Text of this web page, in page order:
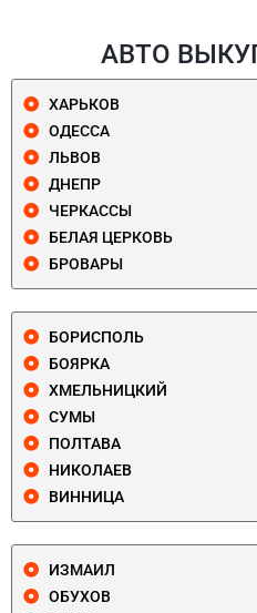
АВТО
ХАРЬКОВ
ОДЕССА
ЛЬВОВ
ДНЕПР
ЧЕРКАССЫ
БЕЛАЯ ЦЕРКОВЬ
БРОВАРЫ
БОРИСПОЛЬ
БОЯРКА
ХМЕЛЬНИЦКИЙ
СУМЫ
ПОЛТАВА
НИКОЛАЕВ
ВИННИЦА
ИЗМАИЛ
ОБУХОВ